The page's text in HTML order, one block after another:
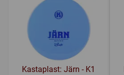
Kastaplast: Järn - K1